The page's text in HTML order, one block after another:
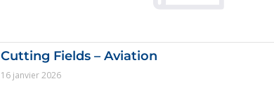
Cutting Fields – Aviation
16 janvier 2026